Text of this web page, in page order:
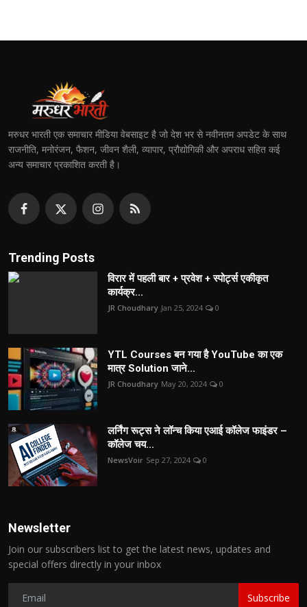
मरुधर भारती एक समाचार मीडिया वेबसाइट है जो देश भर से नवीनतम अपडेट के साथ
राजनीति, मनोरंजन, फैशन, जीवन शैली, व्यापार, प्रौद्योगिकी और अपराध सहित कई
अन्य समाचार प्रकाशित करती है।
Trending Posts
विरार में पहली बार + प्रवेश + स्पोर्ट्स एकीकृत
कार्यक्र...
JR Choudhary Jan 25, 2024 0
YTL Courses बन गया है YouTube का एक
मात्र Solution जाने...
JR Choudhary May 20, 2024 0
लर्निंग रूट्स ने लॉन्च किया एआई कॉलेज फाइंडर –
कॉलेज चय...
NewsVoir Sep 27, 2024 0
Newsletter
Join our subscribers list to get the latest news, updates and
special offers directly in your inbox
Subscribe